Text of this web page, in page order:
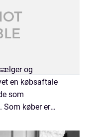
og
en købsaftale
som
Som køber er
med sælger